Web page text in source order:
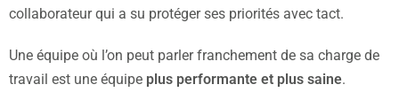
collaborateur qui a su protéger ses priorités avec tact.
Une équipe où l’on peut parler franchement de sa charge de
travail est une équipe plus performante et plus saine.